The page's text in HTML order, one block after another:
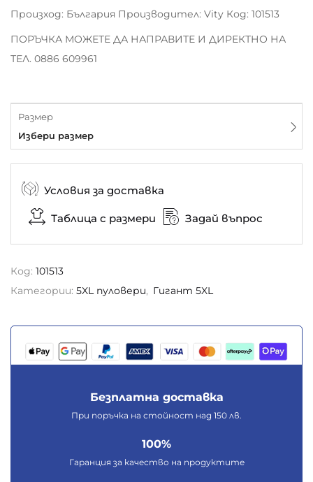
Произход: България Производител: Vity Код: 101513
ПОРЪЧКА МОЖЕТЕ ДА НАПРАВИТЕ И ДИРЕКТНО НА
ТЕЛ. 0886 609961
Размер
Избери размер
Условия за доставка
Таблица с размери Задай въпрос
Код: 101513
Категории: 5XL пуловери, Гигант 5XL
Безплатна доставка
При поръчка на стойност над 150 лв.
100%
Гаранция за качество на продуктите